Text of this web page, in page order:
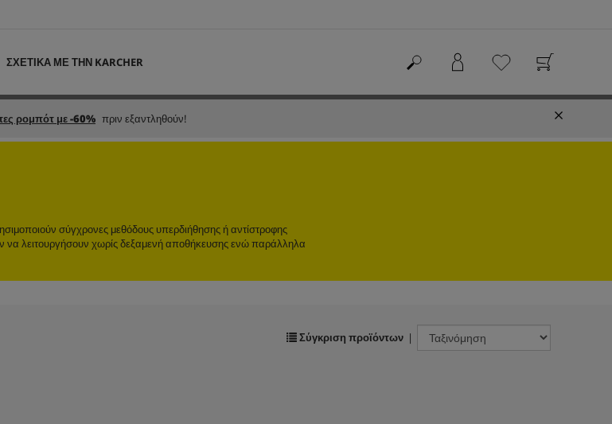
ΣΧΕΤΙΚΑ ΜΕ ΤΗΝ KARCHER
ρομπότ με -60% πριν εξαντληθούν!
σύγχρονες μεθόδους υπερδιήθησης ή αντίστροφης
λειτουργήσουν χωρίς δεξαμενή αποθήκευσης ενώ παράλληλα
Σύγκριση προϊόντων |